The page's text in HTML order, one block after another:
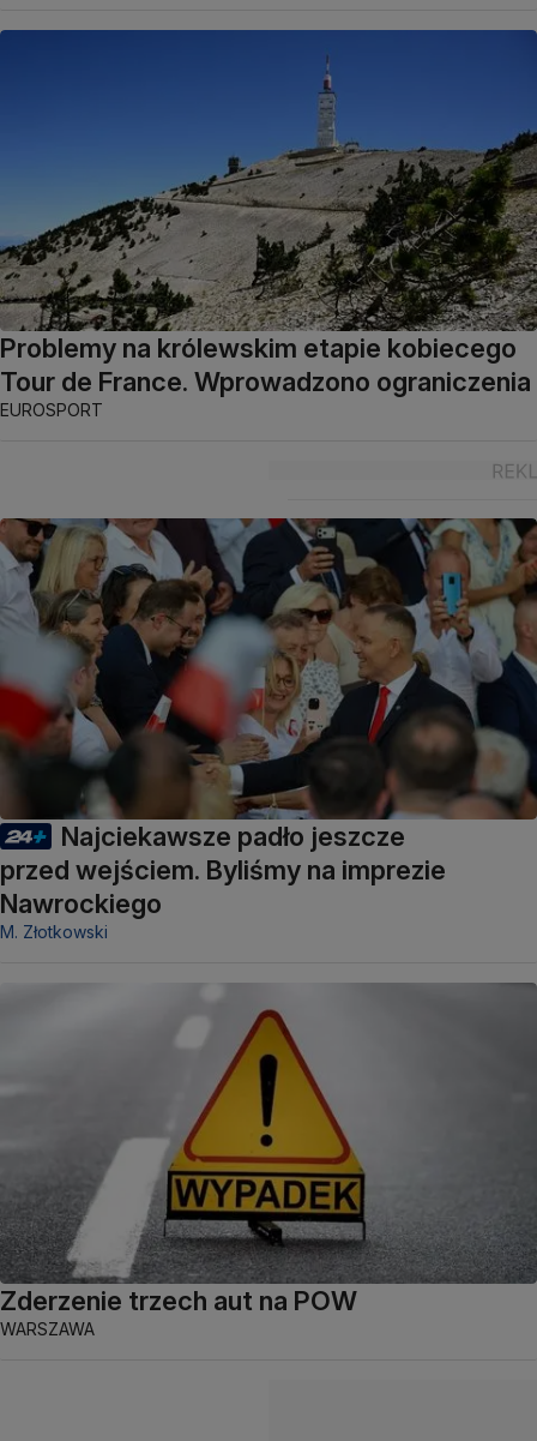
Problemy na królewskim etapie kobiecego
Tour de France. Wprowadzono ograniczenia
EUROSPORT
Najciekawsze padło jeszcze
przed wejściem. Byliśmy na imprezie
Nawrockiego
M. Złotkowski
Zderzenie trzech aut na POW
WARSZAWA